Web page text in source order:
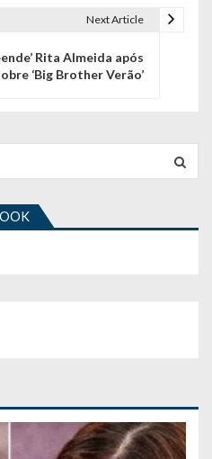
Next Article
Rita Almeida após
‘Big Brother Verão’